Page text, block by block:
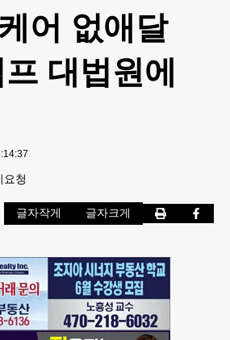
어 없애달
대법원에
요청
글자작게 글자크게